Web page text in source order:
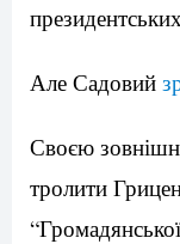
Але Садовий
Своєю
тролити